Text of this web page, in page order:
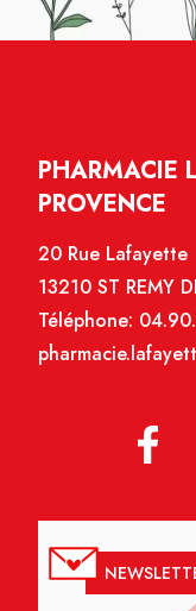
PHARMACIE
PROVENCE
20 Rue Lafayette
13210 ST REMY
Téléphone: